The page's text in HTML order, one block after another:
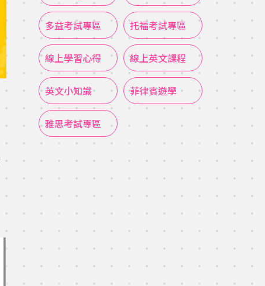
多益考試專區 托福考試專區
線上學習心得 線上英文課程
英文小知識 菲律賓遊學
雅思考試專區